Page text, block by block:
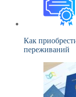
Как
переживаний